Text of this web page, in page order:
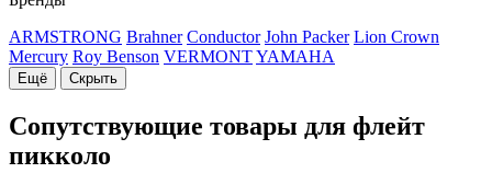
ARMSTRONG Brahner Conductor John Packer Lion Crown
Mercury Roy Benson VERMONTYAMAHA
Ещё Скрыть
Сопутствующие товары для флейт
пикколо